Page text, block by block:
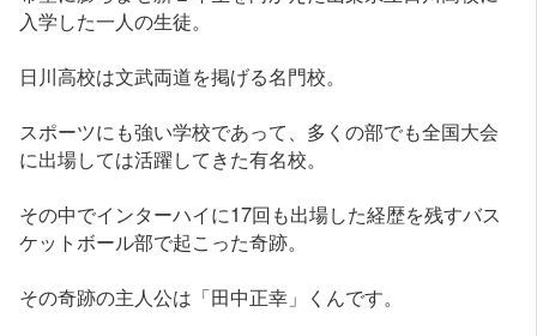
入学した一人の生徒。
日川高校は文武両道を掲げる名門校。
スポーツにも強い学校であって、多くの部でも全国大会
に出場しては活躍してきた有名校。
その中でインターハイに17回も出場した経歴を残すバス
ケットボール部で起こった奇跡。
その奇跡の主人公は「田中正幸」くんです。